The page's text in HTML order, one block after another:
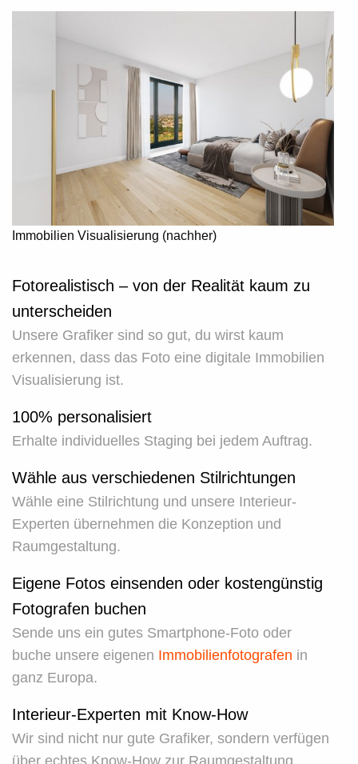
Immobilien Visualisierung (nachher)
Fotorealistisch – von der Realität kaum zu
unterscheiden
Unsere Grafiker sind so gut, du wirst kaum
erkennen, dass das Foto eine digitale Immobilien
Visualisierung ist.
100% personalisiert
Erhalte individuelles Staging bei jedem Auftrag.
Wähle aus verschiedenen Stilrichtungen
Wähle eine Stilrichtung und unsere Interieur-
Experten übernehmen die Konzeption und
Raumgestaltung.
Eigene Fotos einsenden oder kostengünstig
Fotografen buchen
Sende uns ein gutes Smartphone-Foto oder
buche unsere eigenen Immobilienfotografen in
ganz Europa.
Interieur-Experten mit Know-How
Wir sind nicht nur gute Grafiker, sondern verfügen